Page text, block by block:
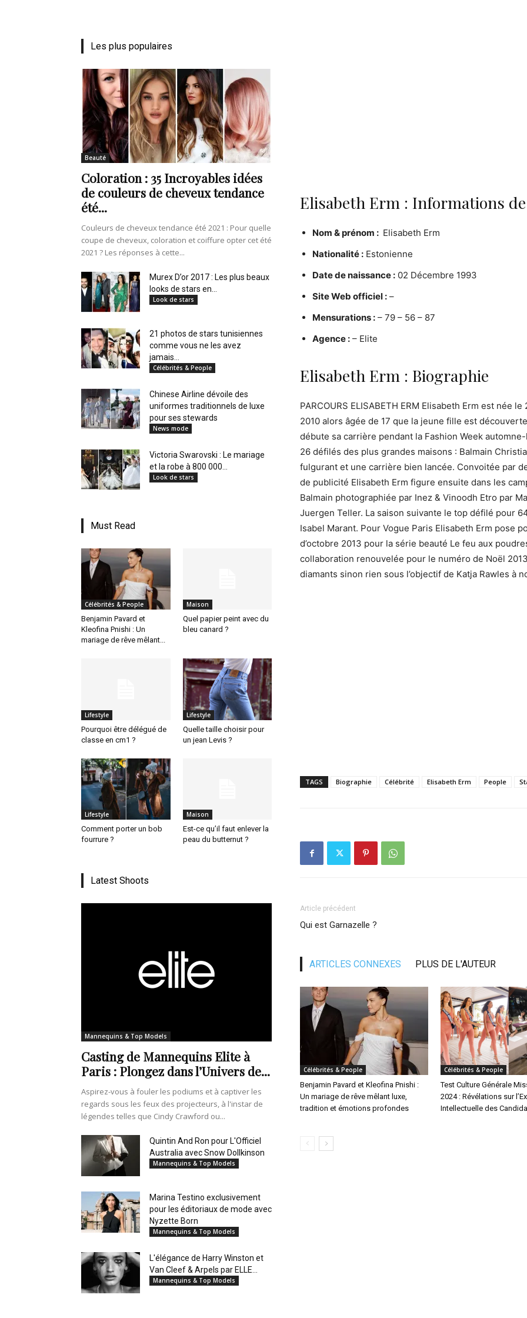
vie
Numéro
Tunisie
et
au
Elisabeth Erm : Informations
Nom & prénom : Elisabeth Erm
Nationalité : Estonienne
Date de naissance : 02 Décembre 1993
Site Web officiel : –
Mensurations : – 79 – 56 – 87
Agence : – Elite
Elisabeth Erm : Biographie
PARCOURS ELISABETH ERM Elisabeth Erm est née
2010 alors âgée de 17 que la jeune fille est
débute sa carrière pendant la Fashion Week
26 défilés des plus grandes maisons : Balmain
fulgurant et une carrière bien lancée. Convoitée par
de publicité Elisabeth Erm figure ensuite dans les
Balmain photographiée par Inez & Vinoodh Etro par
Juergen Teller. La saison suivante le top défilé pour
Isabel Marant. Pour Vogue Paris Elisabeth Erm pose
d’octobre 2013 pour la série beauté Le feu aux
collaboration renouvelée pour le numéro de Noël
diamants sinon rien sous l’objectif de Katja Rawles à
TAGS Biographie Célébrité Elisabeth Erm People
Article précédent
Qui est Garnazelle ?
ARTICLES CONNEXES PLUS DE L'AUTEUR
Célébrités & People
Benjamin Pavard et Kleofina Pnishi :
Un mariage de rêve mêlant luxe,
tradition et émotions profondes
Célébrités & People
Test Culture Générale
2024 : Révélations sur
Intellectuelle des
Les plus populaires
Beauté
Coloration : 35 Incroyables idées
de couleurs de cheveux tendance
été...
Couleurs de cheveux tendance été 2021 : Pour quelle
coupe de cheveux, coloration et coiffure opter cet été
2021 ? Les réponses à cette...
Murex D’or 2017 : Les plus beaux
looks de stars en...
Look de stars
21 photos de stars tunisiennes
comme vous ne les avez
jamais...
Célébrités & People
Chinese Airline dévoile des
uniformes traditionnels de luxe
pour ses stewards
News mode
Victoria Swarovski : Le mariage
et la robe à 800 000...
Look de stars
Must Read
Célébrités & People
Benjamin Pavard et
Kleofina Pnishi : Un
mariage de rêve mêlant...
Maison
Quel papier peint avec du
bleu canard ?
Lifestyle
Pourquoi être délégué de
classe en cm1 ?
Lifestyle
Quelle taille choisir pour
un jean Levis ?
Lifestyle
Comment porter un bob
fourrure ?
Maison
Est-ce qu’il faut enlever la
peau du butternut ?
Latest Shoots
Mannequins & Top Models
Casting de Mannequins Elite à
Paris : Plongez dans l’Univers de...
Aspirez-vous à fouler les podiums et à captiver les
regards sous les feux des projecteurs, à l'instar de
légendes telles que Cindy Crawford ou...
Quintin And Ron pour L'Officiel
Australia avec Snow Dollkinson
Mannequins & Top Models
Marina Testino exclusivement
pour les éditoriaux de mode avec
Nyzette Born
Mannequins & Top Models
L'élégance de Harry Winston et
Van Cleef & Arpels par ELLE...
Mannequins & Top Models